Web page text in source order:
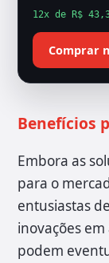
12x de R$
Comprar
Benefícios
Embora as
para o
entusiastas
inovações
podem